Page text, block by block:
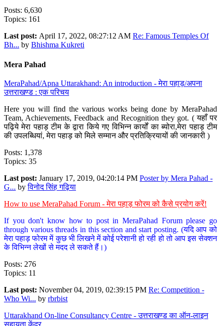
Posts: 6,630
Topics: 161
Last post: April 17, 2022, 08:27:12 AM Re: Famous Temples Of
Bh... by Bhishma Kukreti
Mera Pahad
MeraPahad/Apna Uttarakhand: An introduction - मेरा पहाड़/अपना
उत्तराखण्ड : एक परिचय
Here you will find the various works being done by MeraPahad
Team, Achievements, Feedback and Recognition they got. ( यहाँ पर
पढ़िये मेरा पहाड़ टीम के द्वारा किये गए विभिन्न कार्यों का ब्योरा,मेरा पहाड़ टीम
की उपलब्धियां, मेरा पहाड़ को मिले सम्मान और प्रतिक्रियायों की जानकारी )
Posts: 1,378
Topics: 35
Last post: January 17, 2019, 04:20:14 PM Poster by Mera Pahad -
G... byविनोद सिंह गढ़िया
How to use MeraPahad Forum - मेरा पहाड़ फोरम को कैसे प्रयोग करें!
If you don't know how to post in MeraPahad Forum please go
through various threads in this section and start posting. (यदि आप को
मेरा पहाड़ फोरम में कुछ भी लिखने में कोई परेशानी हो रही हो तो आप इस सेक्शन
के विभिन्न लेखों से मदद ले सकते हैं।)
Posts: 276
Topics: 11
Last post: November 04, 2019, 02:39:15 PM Re: Competition -
Who Wi... by rbrbist
Uttarakhand On-line Consultancy Centre - उत्तराखण्ड का ऑन-लाइन
सहायता केंद्र